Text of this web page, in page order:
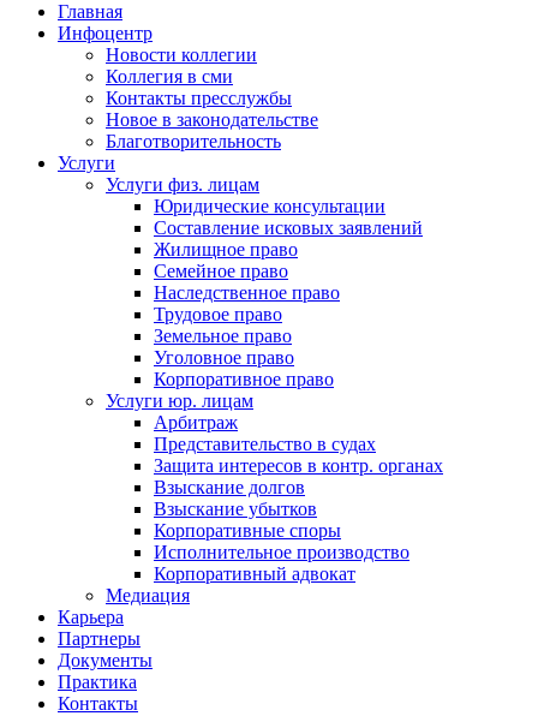
Главная
Инфоцентр
Новости коллегии
Коллегия в сми
Контакты пресслужбы
Новое в законодательстве
Благотворительность
Услуги
Услуги физ. лицам
Юридические консультации
Составление исковых заявлений
Жилищное право
Семейное право
Наследственное право
Трудовое право
Земельное право
Уголовное право
Корпоративное право
Услуги юр. лицам
Арбитраж
Представительство в судах
Защита интересов в контр. органах
Взыскание долгов
Взыскание убытков
Корпоративные споры
Исполнительное производство
Корпоративный адвокат
Медиация
Карьера
Партнеры
Документы
Практика
Контакты